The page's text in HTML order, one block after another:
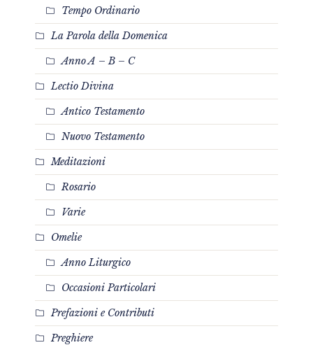
Tempo Ordinario
La Parola della Domenica
Anno A – B – C
Lectio Divina
Antico Testamento
Nuovo Testamento
Meditazioni
Rosario
Varie
Omelie
Anno Liturgico
Occasioni Particolari
Prefazioni e Contributi
Preghiere